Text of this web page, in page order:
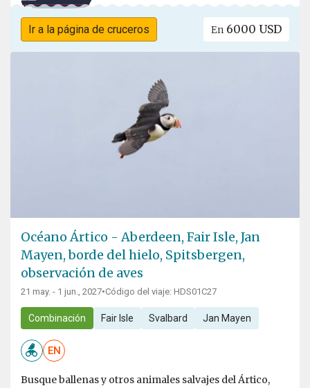
Ir a la página de cruceros En 6000 USD
Océano Ártico - Aberdeen, Fair Isle, Jan
Mayen, borde del hielo, Spitsbergen,
observación de aves
21 may. - 1 jun., 2027•Código del viaje: HDS01C27
Combinación Fair Isle Svalbard Jan Mayen
EN
Busque ballenas y otros animales salvajes del Ártico,